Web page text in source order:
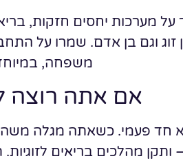
על מערכות יחסים חזקות,
זוג וגם בן אדם. שמרו על
משפחה,
אם אתה רוצה
חד פעמי. כשאתה מגלה
מהלכים בריאים